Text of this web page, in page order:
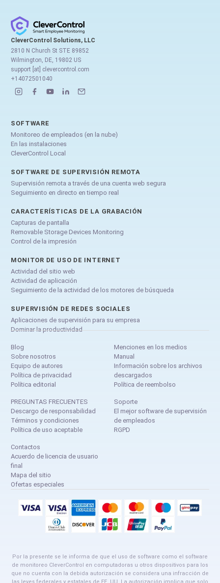
CleverControl Solutions, LLC
2810 N Church St STE 89852
Wilmington, DE, 19802 US
support [at] clevercontrol.com
+14072501040
SOFTWARE
Monitoreo de empleados (en la nube)
En las instalaciones
CleverControl Local
SOFTWARE DE SUPERVISIÓN REMOTA
Supervisión remota a través de una cuenta web segura
Seguimiento en directo en tiempo real
CARACTERÍSTICAS DE LA GRABACIÓN
Capturas de pantalla
Removable Storage Devices Monitoring
Control de la impresión
MONITOR DE USO DE INTERNET
Actividad del sitio web
Actividad de aplicación
Seguimiento de la actividad de los motores de búsqueda
SUPERVISIÓN DE REDES SOCIALES
Aplicaciones de supervisión para su empresa
Dominar la productividad
Blog
Sobre nosotros
Equipo de autores
Política de privacidad
Política editorial
Menciones en los medios
Manual
Información sobre los archivos
descargados
Política de reembolso
PREGUNTAS FRECUENTES
Descargo de responsabilidad
Términos y condiciones
Política de uso aceptable
Soporte
El mejor software de supervisión
de empleados
RGPD
Contactos
Acuerdo de licencia de usuario
final
Mapa del sitio
Ofertas especiales
Por la presente se le informa de que el uso de software como el software
de monitoreo CleverControl en computadoras u otros dispositivos para los
que no cuenta con la debida autorización se considera una infracción de
las leyes federales y estatales de EE. UU. La autorización implica que solo